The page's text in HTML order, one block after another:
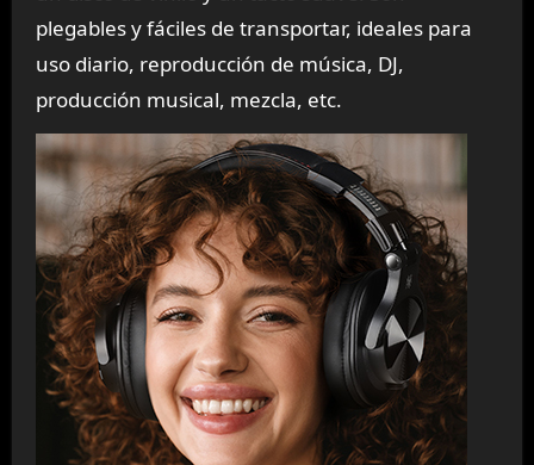
plegables y fáciles de transportar, ideales para
uso diario, reproducción de música, DJ,
producción musical, mezcla, etc.